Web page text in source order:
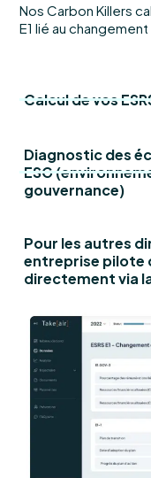
Nos Carbon Killers
E1 lié au
Calcul de vos
Diagnostic des
ESG
gouvernance)
Pour les autres
entreprise pilote
directement via